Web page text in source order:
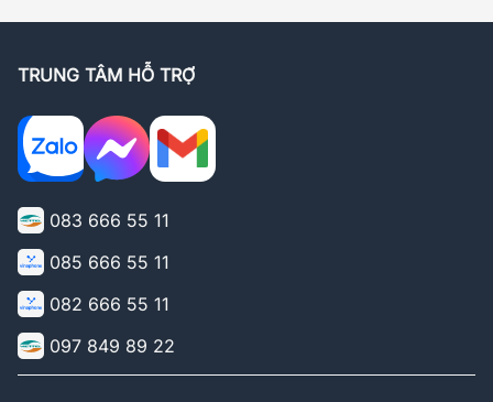
TRUNG TÂM HỖ TRỢ
083 666 55 11
085 666 55 11
082 666 55 11
097 849 89 22